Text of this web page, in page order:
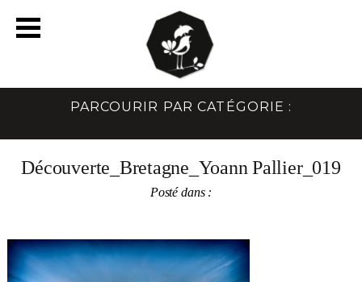
PARCOURIR PAR CATÉGORIE :
Découverte_Bretagne_Yoann Pallier_019
Posté dans :